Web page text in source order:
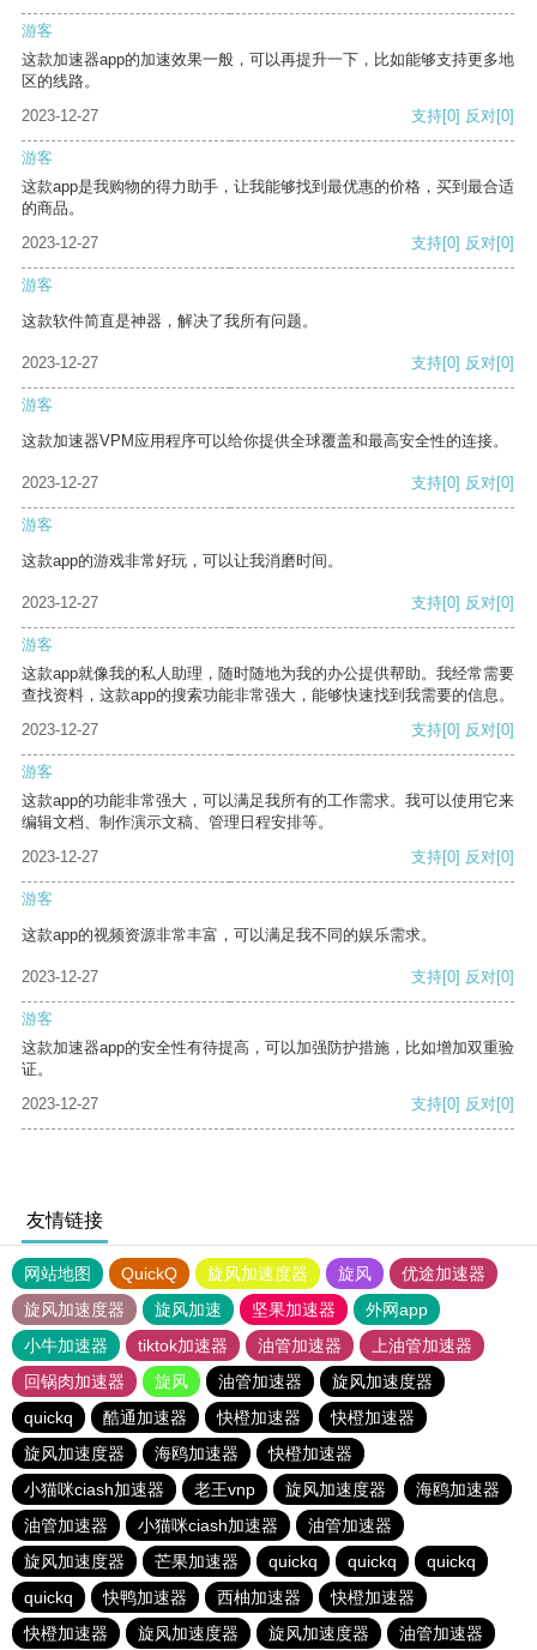
游客
这款加速器app的加速效果一般，可以再提升一下，比如能够支持更多地
区的线路。
2023-12-27
支持[0] 反对[0]
游客
这款app是我购物的得力助手，让我能够找到最优惠的价格，买到最合适
的商品。
2023-12-27
支持[0] 反对[0]
游客
这款软件简直是神器，解决了我所有问题。
2023-12-27 支持[0] 反对[0]
游客
这款加速器VPM应用程序可以给你提供全球覆盖和最高安全性的连接。
2023-12-27 支持[0] 反对[0]
游客
这款app的游戏非常好玩，可以让我消磨时间。
2023-12-27 支持[0] 反对[0]
游客
这款app就像我的私人助理，随时随地为我的办公提供帮助。我经常需要
查找资料，这款app的搜索功能非常强大，能够快速找到我需要的信息。
2023-12-27
支持[0] 反对[0]
游客
这款app的功能非常强大，可以满足我所有的工作需求。我可以使用它来
编辑文档、制作演示文稿、管理日程安排等。
2023-12-27
支持[0] 反对[0]
游客
这款app的视频资源非常丰富，可以满足我不同的娱乐需求。
2023-12-27 支持[0] 反对[0]
游客
这款加速器app的安全性有待提高，可以加强防护措施，比如增加双重验
证。
2023-12-27
支持[0] 反对[0]
友情链接
网站地图 QuickQ 旋风加速度器 旋风
优途加速器
旋风加速度器
旋风加速 坚果加速器
外网app
小牛加速器
tiktok加速器 油管加速器
上油管加速器
回锅肉加速器
旋风 油管加速器
旋风加速度器
quickq
酷通加速器 快橙加速器
快橙加速器
旋风加速度器
海鸥加速器
快橙加速器
小猫咪ciash加速器
老王vnp 旋风加速度器
海鸥加速器
油管加速器
小猫咪ciash加速器
油管加速器
旋风加速度器
芒果加速器 quickq quickq
quickq
quickq
快鸭加速器 西柚加速器
快橙加速器
快橙加速器
旋风加速度器 旋风加速度器 油管加速器